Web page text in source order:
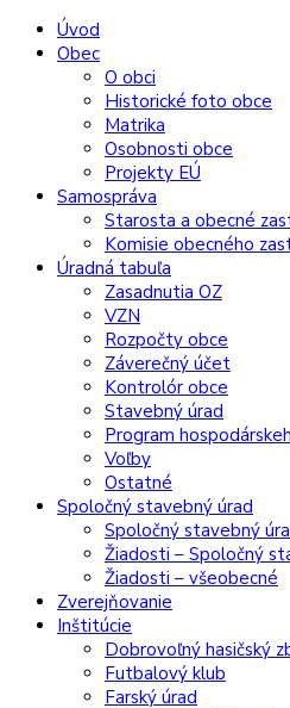
Preskočiť
Preskočiť
Preskočiť
Preskočiť
Úvod
Obec
O obci
Historické foto obce
Matrika
Osobnosti obce
Projekty EÚ
Samospráva
Starosta a obecné
Komisie obecného
Úradná tabuľa
Zasadnutia OZ
VZN
Rozpočty obce
Záverečný účet
Kontrolór obce
Stavebný úrad
Program
Voľby
Ostatné
Spoločný stavebný úrad
Spoločný stavebný
Žiadosti – Spoločný
Žiadosti – všeobecné
Zverejňovanie
Inštitúcie
Dobrovoľný hasičský
Futbalový klub
Farský úrad